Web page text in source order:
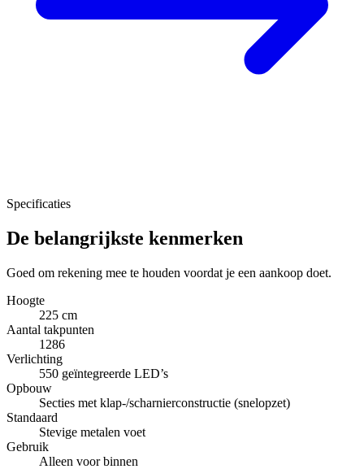
Specificaties
De belangrijkste kenmerken
Goed om rekening mee te houden voordat je een aankoop doet.
Hoogte
225 cm
Aantal takpunten
1286
Verlichting
550 geïntegreerde LED’s
Opbouw
Secties met klap-/scharnierconstructie (snelopzet)
Standaard
Stevige metalen voet
Gebruik
Alleen voor binnen